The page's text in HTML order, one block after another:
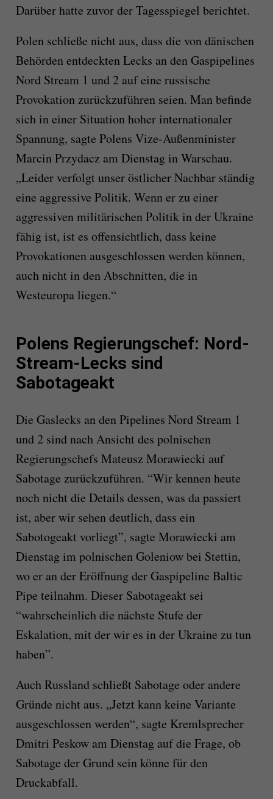
Darüber hatte zuvor der Tagesspiegel berichtet.
Polen schließe nicht aus, dass die von dänischen
Behörden entdeckten Lecks an den Gaspipelines
Nord Stream 1 und 2 auf eine russische
Provokation zurückzuführen seien. Man befinde
sich in einer Situation hoher internationaler
Spannung, sagte Polens Vize-Außenminister
Marcin Przydacz am Dienstag in Warschau.
„Leider verfolgt unser östlicher Nachbar ständig
eine aggressive Politik. Wenn er zu einer
aggressiven militärischen Politik in der Ukraine
fähig ist, ist es offensichtlich, dass keine
Provokationen ausgeschlossen werden können,
auch nicht in den Abschnitten, die in
Westeuropa liegen.“
Polens Regierungschef: Nord-
Stream-Lecks sind
Sabotageakt
Die Gaslecks an den Pipelines Nord Stream 1
und 2 sind nach Ansicht des polnischen
Regierungschefs Mateusz Morawiecki auf
Sabotage zurückzuführen. “Wir kennen heute
noch nicht die Details dessen, was da passiert
ist, aber wir sehen deutlich, dass ein
Sabotogeakt vorliegt”, sagte Morawiecki am
Dienstag im polnischen Goleniow bei Stettin,
wo er an der Eröffnung der Gaspipeline Baltic
Pipe teilnahm. Dieser Sabotageakt sei
“wahrscheinlich die nächste Stufe der
Eskalation, mit der wir es in der Ukraine zu tun
haben”.
Auch Russland schließt Sabotage oder andere
Gründe nicht aus. „Jetzt kann keine Variante
ausgeschlossen werden“, sagte Kremlsprecher
Dmitri Peskow am Dienstag auf die Frage, ob
Sabotage der Grund sein könne für den
Druckabfall.